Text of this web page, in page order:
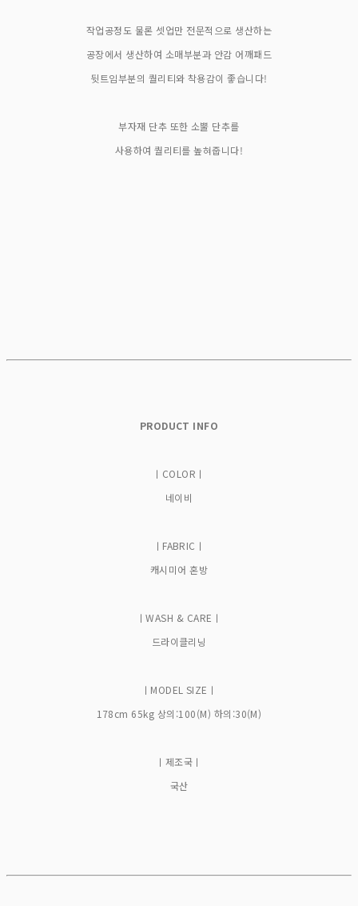
작업공정도 물론 셋업만 전문적으로 생산하는
공장에서 생산하여 소매부분과 안감 어깨패드
뒷트임부분의 퀄리티와 착용감이 좋습니다!
부자재 단추 또한 소뿔 단추를
사용하여 퀄리티를 높혀줍니다!
PRODUCT INFO
ㅣCOLORㅣ
네이비
ㅣFABRICㅣ
캐시미어 혼방
ㅣWASH & CAREㅣ
드라이클리닝
ㅣMODEL SIZEㅣ
178cm 65kg 상의:100(M) 하의:30(M)
ㅣ제조국ㅣ
국산